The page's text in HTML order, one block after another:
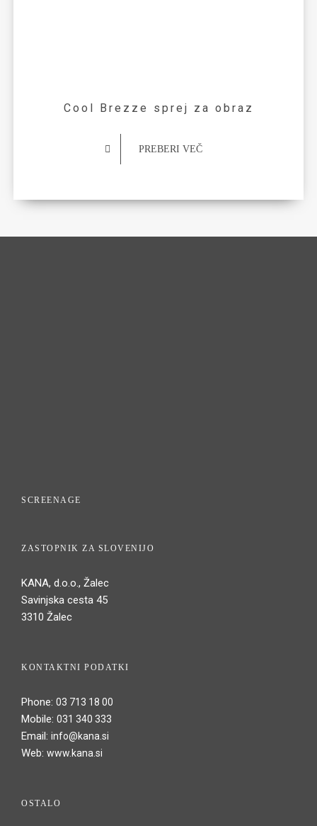
Cool Brezze sprej za obraz
PREBERI VEČ
SCREENAGE
ZASTOPNIK ZA SLOVENIJO
KANA, d.o.o., Žalec
Savinjska cesta 45
3310 Žalec
KONTAKTNI PODATKI
Phone: 03 713 18 00
Mobile: 031 340 333
Email: info@kana.si
Web: www.kana.si
OSTALO